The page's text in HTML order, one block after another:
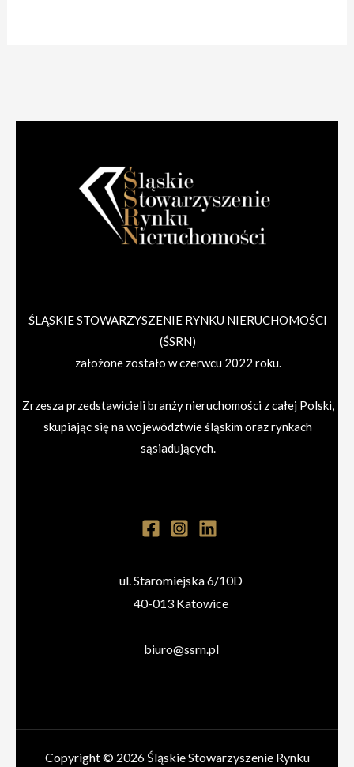
ŚLĄSKIE STOWARZYSZENIE RYNKU NIERUCHOMOŚCI
(ŚSRN)
założone zostało w czerwcu 2022 roku.
Zrzesza przedstawicieli branży nieruchomości z całej Polski,
skupiając się na województwie śląskim oraz rynkach
sąsiadujących.
ul. Staromiejska 6/10D
40-013 Katowice
biuro@ssrn.pl
Copyright © 2026 Śląskie Stowarzyszenie Rynku